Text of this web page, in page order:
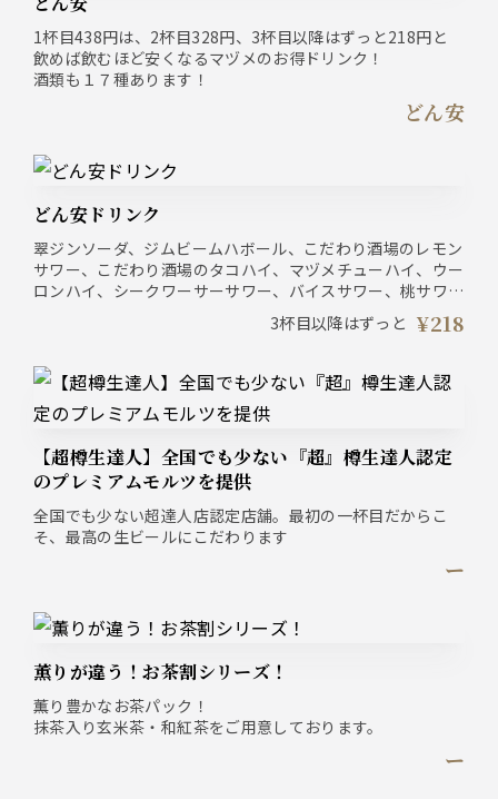
1杯目438円は、2杯目328円、3杯目以降はずっと218円と
飲めば飲むほど安くなるマヅメのお得ドリンク！
酒類も１７種あります！
どん安
どん安ドリンク
翠ジンソーダ、ジムビームハボール、こだわり酒場のレモン
サワー、こだわり酒場のタコハイ、マヅメチューハイ、ウー
ロンハイ、シークワーサーサワー、バイスサワー、桃サワ
ー、プレーンチューハイ、ポン酢ハイ、ももバイスサワー、
ジャスミンハイ、特濃あがり茶ハイ、りんご酢サワー、すっ
3杯目以降はずっと ¥218
【超樽生達人】全国でも少ない『超』樽生達人認定
のプレミアムモルツを提供
全国でも少ない超達人店認定店舗。最初の一杯目だからこ
そ、最高の生ビールにこだわります
ー
薫りが違う！お茶割シリーズ！
薫り豊かなお茶パック！
抹茶入り玄米茶・和紅茶をご用意しております。
ー